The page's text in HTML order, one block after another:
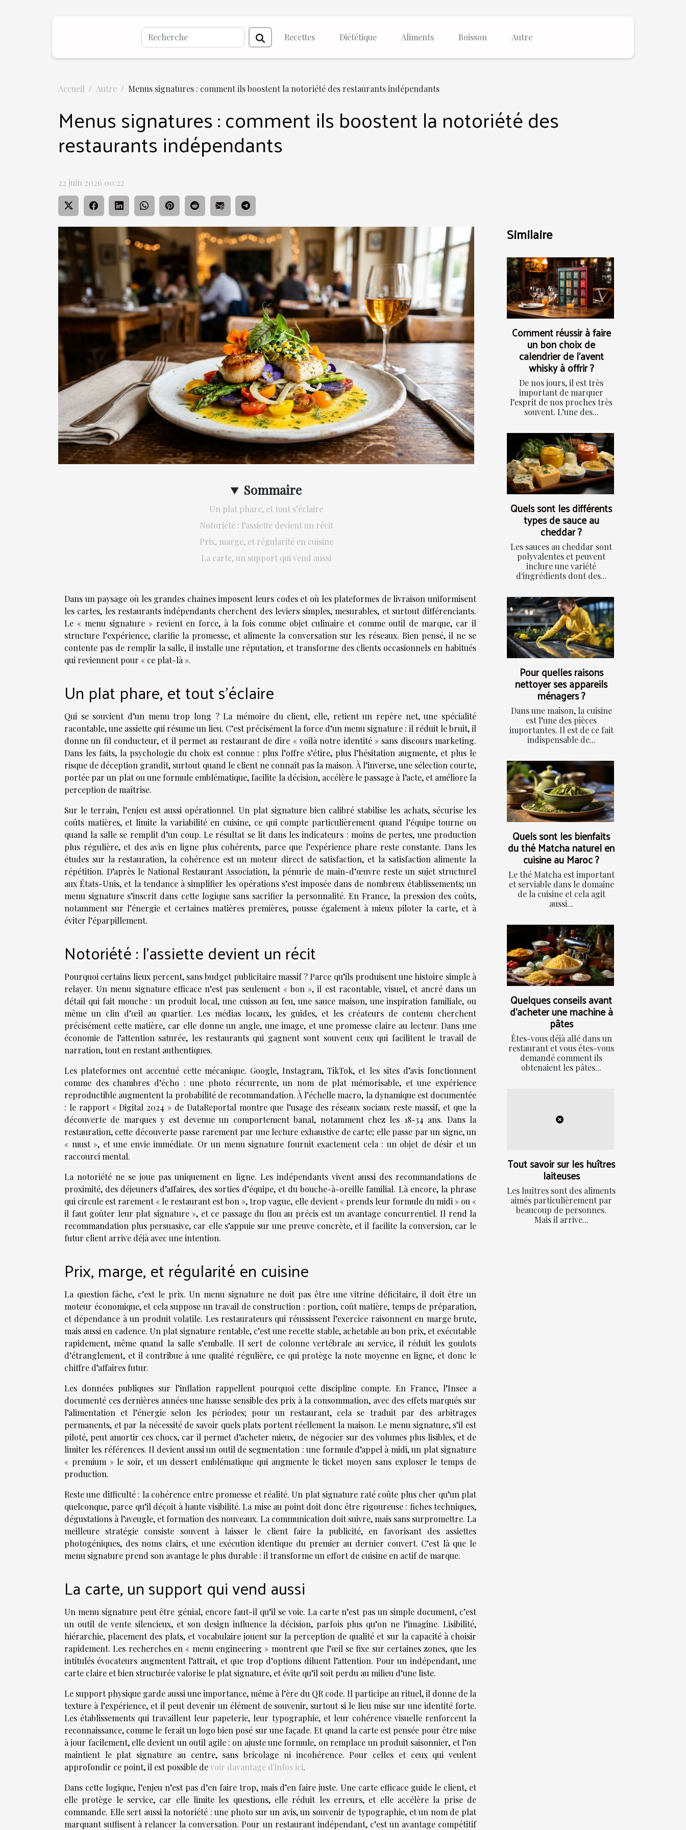
Recettes Diététique Aliments Boisson Autre
Accueil Autre Menus signatures : comment ils boostent la notoriété des restaurants indépendants
Menus signatures : comment ils boostent la notoriété des
restaurants indépendants
22 juin 2026 00:22
Sommaire
Un plat phare, et tout s’éclaire
Notoriété : l’assiette devient un récit
Prix, marge, et régularité en cuisine
La carte, un support qui vend aussi
Dans un paysage où les grandes chaînes imposent leurs codes et où les plateformes de livraison uniformisent
les cartes, les restaurants indépendants cherchent des leviers simples, mesurables, et surtout différenciants.
Le « menu signature » revient en force, à la fois comme objet culinaire et comme outil de marque, car il
structure l’expérience, clarifie la promesse, et alimente la conversation sur les réseaux. Bien pensé, il ne se
contente pas de remplir la salle, il installe une réputation, et transforme des clients occasionnels en habitués
qui reviennent pour « ce plat-là ».
Un plat phare, et tout s’éclaire
Qui se souvient d’un menu trop long ? La mémoire du client, elle, retient un repère net, une spécialité
racontable, une assiette qui résume un lieu. C’est précisément la force d’un menu signature : il réduit le bruit, il
donne un fil conducteur, et il permet au restaurant de dire « voilà notre identité » sans discours marketing.
Dans les faits, la psychologie du choix est connue : plus l’offre s’étire, plus l’hésitation augmente, et plus le
risque de déception grandit, surtout quand le client ne connaît pas la maison. À l’inverse, une sélection courte,
portée par un plat ou une formule emblématique, facilite la décision, accélère le passage à l’acte, et améliore la
perception de maîtrise.
Sur le terrain, l’enjeu est aussi opérationnel. Un plat signature bien calibré stabilise les achats, sécurise les
coûts matières, et limite la variabilité en cuisine, ce qui compte particulièrement quand l’équipe tourne ou
quand la salle se remplit d’un coup. Le résultat se lit dans les indicateurs : moins de pertes, une production
plus régulière, et des avis en ligne plus cohérents, parce que l’expérience phare reste constante. Dans les
études sur la restauration, la cohérence est un moteur direct de satisfaction, et la satisfaction alimente la
répétition. D’après le National Restaurant Association, la pénurie de main-d’œuvre reste un sujet structurel
aux États-Unis, et la tendance à simplifier les opérations s’est imposée dans de nombreux établissements; un
menu signature s’inscrit dans cette logique sans sacrifier la personnalité. En France, la pression des coûts,
notamment sur l’énergie et certaines matières premières, pousse également à mieux piloter la carte, et à
éviter l’éparpillement.
Notoriété : l’assiette devient un récit
Pourquoi certains lieux percent, sans budget publicitaire massif ? Parce qu’ils produisent une histoire simple à
relayer. Un menu signature efficace n’est pas seulement « bon », il est racontable, visuel, et ancré dans un
détail qui fait mouche : un produit local, une cuisson au feu, une sauce maison, une inspiration familiale, ou
même un clin d’œil au quartier. Les médias locaux, les guides, et les créateurs de contenu cherchent
précisément cette matière, car elle donne un angle, une image, et une promesse claire au lecteur. Dans une
économie de l’attention saturée, les restaurants qui gagnent sont souvent ceux qui facilitent le travail de
narration, tout en restant authentiques.
Les plateformes ont accentué cette mécanique. Google, Instagram, TikTok, et les sites d’avis fonctionnent
comme des chambres d’écho : une photo récurrente, un nom de plat mémorisable, et une expérience
reproductible augmentent la probabilité de recommandation. À l’échelle macro, la dynamique est documentée
: le rapport « Digital 2024 » de DataReportal montre que l’usage des réseaux sociaux reste massif, et que la
découverte de marques y est devenue un comportement banal, notamment chez les 18-34 ans. Dans la
restauration, cette découverte passe rarement par une lecture exhaustive de carte; elle passe par un signe, un
« must », et une envie immédiate. Or un menu signature fournit exactement cela : un objet de désir et un
raccourci mental.
La notoriété ne se joue pas uniquement en ligne. Les indépendants vivent aussi des recommandations de
proximité, des déjeuners d’affaires, des sorties d’équipe, et du bouche-à-oreille familial. Là encore, la phrase
qui circule est rarement « le restaurant est bon », trop vague, elle devient « prends leur formule du midi » ou «
il faut goûter leur plat signature », et ce passage du flou au précis est un avantage concurrentiel. Il rend la
recommandation plus persuasive, car elle s’appuie sur une preuve concrète, et il facilite la conversion, car le
futur client arrive déjà avec une intention.
Prix, marge, et régularité en cuisine
La question fâche, c’est le prix. Un menu signature ne doit pas être une vitrine déficitaire, il doit être un
moteur économique, et cela suppose un travail de construction : portion, coût matière, temps de préparation,
et dépendance à un produit volatile. Les restaurateurs qui réussissent l’exercice raisonnent en marge brute,
mais aussi en cadence. Un plat signature rentable, c’est une recette stable, achetable au bon prix, et exécutable
rapidement, même quand la salle s’emballe. Il sert de colonne vertébrale au service, il réduit les goulots
d’étranglement, et il contribue à une qualité régulière, ce qui protège la note moyenne en ligne, et donc le
chiffre d’affaires futur.
Les données publiques sur l’inflation rappellent pourquoi cette discipline compte. En France, l’Insee a
documenté ces dernières années une hausse sensible des prix à la consommation, avec des effets marqués sur
l’alimentation et l’énergie selon les périodes; pour un restaurant, cela se traduit par des arbitrages
permanents, et par la nécessité de savoir quels plats portent réellement la maison. Le menu signature, s’il est
piloté, peut amortir ces chocs, car il permet d’acheter mieux, de négocier sur des volumes plus lisibles, et de
limiter les références. Il devient aussi un outil de segmentation : une formule d’appel à midi, un plat signature
« premium » le soir, et un dessert emblématique qui augmente le ticket moyen sans exploser le temps de
production.
Reste une difficulté : la cohérence entre promesse et réalité. Un plat signature raté coûte plus cher qu’un plat
quelconque, parce qu’il déçoit à haute visibilité. La mise au point doit donc être rigoureuse : fiches techniques,
dégustations à l’aveugle, et formation des nouveaux. La communication doit suivre, mais sans surpromettre. La
meilleure stratégie consiste souvent à laisser le client faire la publicité, en favorisant des assiettes
photogéniques, des noms clairs, et une exécution identique du premier au dernier couvert. C’est là que le
menu signature prend son avantage le plus durable : il transforme un effort de cuisine en actif de marque.
La carte, un support qui vend aussi
Un menu signature peut être génial, encore faut-il qu’il se voie. La carte n’est pas un simple document, c’est
un outil de vente silencieux, et son design influence la décision, parfois plus qu’on ne l’imagine. Lisibilité,
hiérarchie, placement des plats, et vocabulaire jouent sur la perception de qualité et sur la capacité à choisir
rapidement. Les recherches en « menu engineering » montrent que l’œil se fixe sur certaines zones, que les
intitulés évocateurs augmentent l’attrait, et que trop d’options diluent l’attention. Pour un indépendant, une
carte claire et bien structurée valorise le plat signature, et évite qu’il soit perdu au milieu d’une liste.
Le support physique garde aussi une importance, même à l’ère du QR code. Il participe au rituel, il donne de la
texture à l’expérience, et il peut devenir un élément de souvenir, surtout si le lieu mise sur une identité forte.
Les établissements qui travaillent leur papeterie, leur typographie, et leur cohérence visuelle renforcent la
reconnaissance, comme le ferait un logo bien posé sur une façade. Et quand la carte est pensée pour être mise
à jour facilement, elle devient un outil agile : on ajuste une formule, on remplace un produit saisonnier, et l’on
maintient le plat signature au centre, sans bricolage ni incohérence. Pour celles et ceux qui veulent
approfondir ce point, il est possible devoir davantage d'infos ici.
Dans cette logique, l’enjeu n’est pas d’en faire trop, mais d’en faire juste. Une carte efficace guide le client, et
elle protège le service, car elle limite les questions, elle réduit les erreurs, et elle accélère la prise de
commande. Elle sert aussi la notoriété : une photo sur un avis, un souvenir de typographie, et un nom de plat
marquant suffisent à relancer la conversation. Pour un restaurant indépendant, c’est un avantage compétitif
Similaire
Comment réussir à faire
un bon choix de
calendrier de l’avent
whisky à offrir ?
De nos jours, il est très
important de marquer
l’esprit de nos proches très
souvent. L’une des...
Quels sont les différents
types de sauce au
cheddar ?
Les sauces au cheddar sont
polyvalentes et peuvent
inclure une variété
d'ingrédients dont des...
Pour quelles raisons
nettoyer ses appareils
ménagers ?
Dans une maison, la cuisine
est l’une des pièces
importantes. Il est de ce fait
indispensable de...
Quels sont les bienfaits
du thé Matcha naturel en
cuisine au Maroc ?
Le thé Matcha est important
et serviable dans le domaine
de la cuisine et cela agit
aussi...
Quelques conseils avant
d'acheter une machine à
pâtes
Êtes-vous déjà allé dans un
restaurant et vous êtes-vous
demandé comment ils
obtenaient les pâtes...
Tout savoir sur les huîtres
laiteuses
Les huîtres sont des aliments
aimés particulièrement par
beaucoup de personnes.
Mais il arrive...